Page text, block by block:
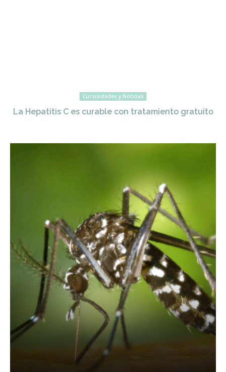
Curiosidades y Noticias
La Hepatitis C es curable con tratamiento gratuito